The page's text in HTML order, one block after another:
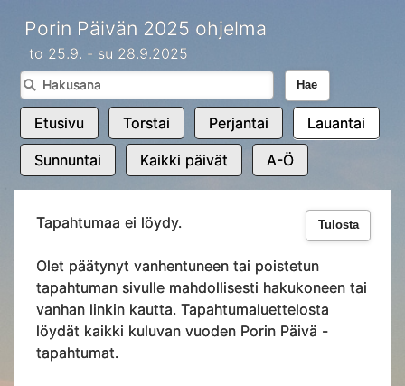
Porin Päivän 2025 ohjelma
to 25.9. - su 28.9.2025
Hae
Etusivu Torstai Perjantai Lauantai
Sunnuntai Kaikki päivät A-Ö
Tulosta
Tapahtumaa ei löydy.
Olet päätynyt vanhentuneen tai poistetun
tapahtuman sivulle mahdollisesti hakukoneen tai
vanhan linkin kautta. Tapahtumaluettelosta
löydät kaikki kuluvan vuoden Porin Päivä -
tapahtumat.